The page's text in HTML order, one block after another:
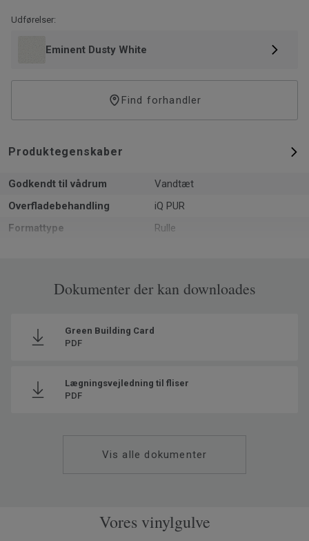
kvantificerbart niveau med TVOC <10 µg/m³ efter 28 dage.
Udførelser:
Eminent Dusty White
Find forhandler
Produktegenskaber
Godkendt til vådrum
Vandtæt
Overfladebehandling
iQ PUR
Formattype
Rulle
use via ReStart® (ISO 14021)
Genanvendt indhold
SAP SKU #
Tykkelse på slidlaget
2
Dokumenter der kan downloades
Green Building Card
PDF
Lægningsvejledning til fliser
PDF
Vis alle dokumenter
Vores vinylgulve